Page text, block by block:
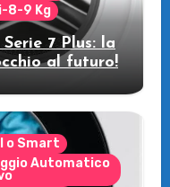
8-9 Kg
7 Plus: la
al futuro!
o Smart
Automatico